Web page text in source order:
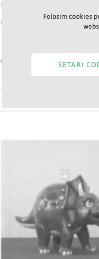
SKU: Figurina_Gigant_Minnie
4.499,00 RON
Folosim cookies
SETARI